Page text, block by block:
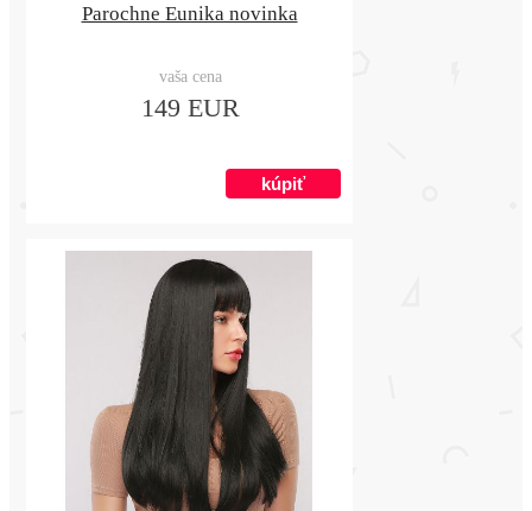
Parochne Eunika novinka
vaša cena
149 EUR